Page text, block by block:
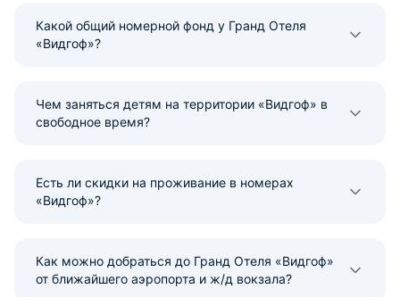
Какой общий номерной фонд у Гранд Отеля
«Видгоф»?
Чем заняться детям на территории «Видгоф» в
свободное время?
Есть ли скидки на проживание в номерах
«Видгоф»?
Как можно добраться до Гранд Отеля «Видгоф»
от ближайшего аэропорта и ж/д вокзала?